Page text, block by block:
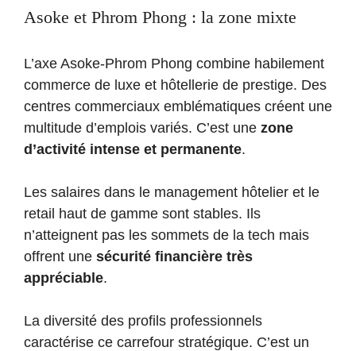
Asoke et Phrom Phong : la zone mixte
L’axe Asoke-Phrom Phong combine habilement
commerce de luxe et hôtellerie de prestige. Des
centres commerciaux emblématiques créent une
multitude d’emplois variés. C’est une zone
d’activité intense et permanente.
Les salaires dans le management hôtelier et le
retail haut de gamme sont stables. Ils
n’atteignent pas les sommets de la tech mais
offrent une sécurité financière très
appréciable.
La diversité des profils professionnels
caractérise ce carrefour stratégique. C’est un